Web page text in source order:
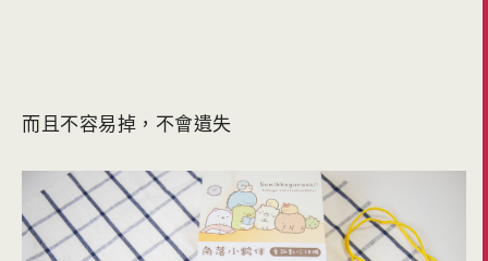
而且不容易掉，不會遺失